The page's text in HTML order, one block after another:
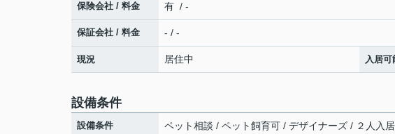
保険会社 / 料金 有 / -
保証会社 / 料金 - / -
現況 居住中 入居可
設備条件
設備条件
ペット相談 / ペット飼育可 / デザイナーズ / ２人入